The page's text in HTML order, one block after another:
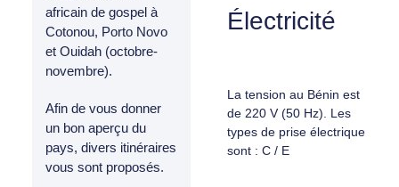
africain de gospel à
Cotonou, Porto Novo
et Ouidah (octobre-
novembre).
Afin de vous donner
un bon aperçu du
pays, divers itinéraires
vous sont proposés.
Électricité
La tension au Bénin est
de 220 V (50 Hz). Les
types de prise électrique
sont : C / E